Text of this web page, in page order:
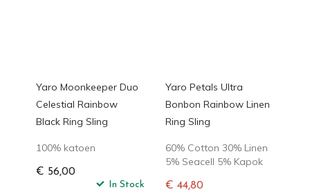
Yaro Moonkeeper Duo
Celestial Rainbow
Black Ring Sling
100% katoen
€ 56,00
In Stock
Yaro Petals Ultra
Bonbon Rainbow Linen
Ring Sling
60% Cotton 30% Linen
5% Seacell 5% Kapok
€ 44,80